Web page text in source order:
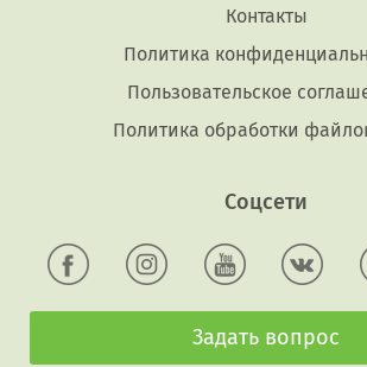
Контакты
Политика
Пользовательское
Политика обработки
Соцсети
Задать вопрос